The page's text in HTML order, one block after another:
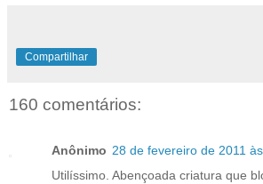
Compartilhar
160 comentários:
Anônimo 28 de fevereiro de 2011
Utilíssimo. Abençoada criatura que